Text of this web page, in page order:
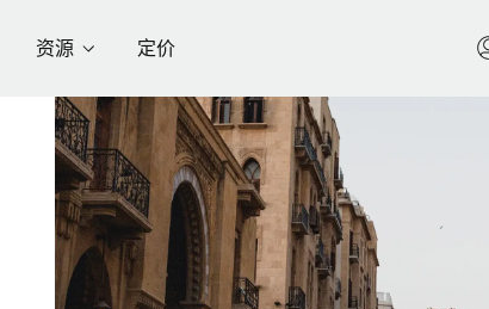
资源 定价